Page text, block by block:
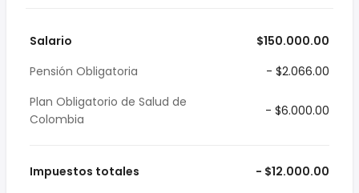
Salario
$150.000.00
Pensión Obligatoria
- $2.066.00
Plan Obligatorio de Salud de
Colombia
- $6.000.00
Impuestos totales - $12.000.00